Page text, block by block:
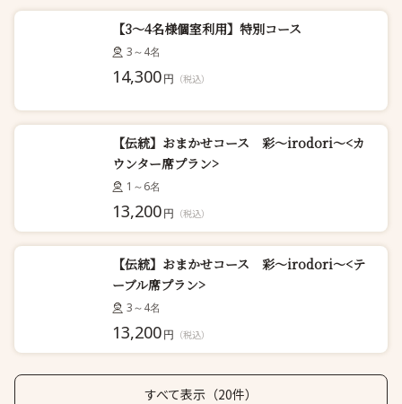
【3〜4名様個室利用】特別コース
3～4名
14,300円 （税込）
【伝統】おまかせコース 彩〜irodori〜<カ
ウンター席プラン>
1～6名
13,200円 （税込）
【伝統】おまかせコース 彩〜irodori〜<テ
ーブル席プラン>
3～4名
13,200円 （税込）
すべて表示（20件）